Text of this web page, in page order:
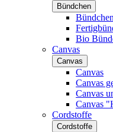
Bündchen
Bündchen
Bio
Canvas
Canvas
Canvas
Canvas
Canvas
Canvas
Cordstoffe
Cordstoffe